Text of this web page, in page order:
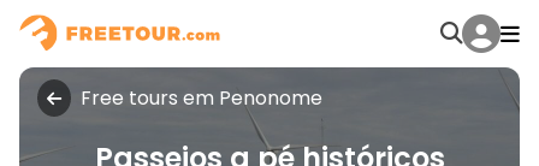
Free tours em Penonome